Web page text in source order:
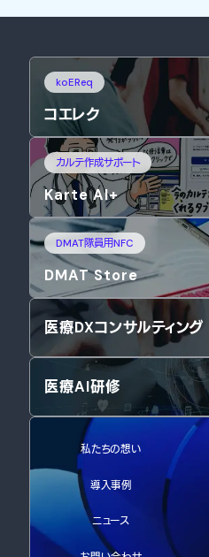
koEReq
コエレク
カルテ作成サポート
Karte AI+
DMAT隊員用NFC
DMAT Store
医療DXコンサルティング
医療AI研修
私たちの想い
導入事例
ニュース